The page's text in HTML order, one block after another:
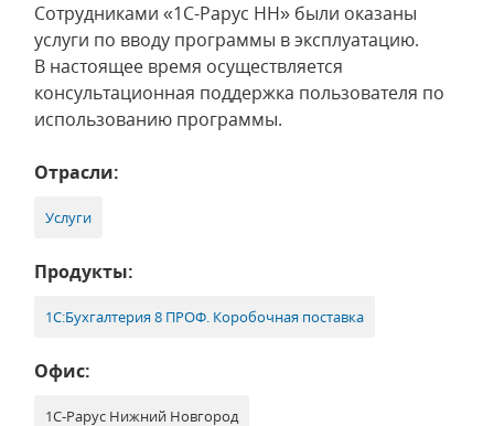
Сотрудниками «1С-Рарус НН» были оказаны
услуги по вводу программы в эксплуатацию.
В настоящее время осуществляется
консультационная поддержка пользователя по
использованию программы.
Отрасли:
Услуги
Продукты:
1С:Бухгалтерия 8 ПРОФ. Коробочная поставка
Офис:
1С-Рарус Нижний Новгород